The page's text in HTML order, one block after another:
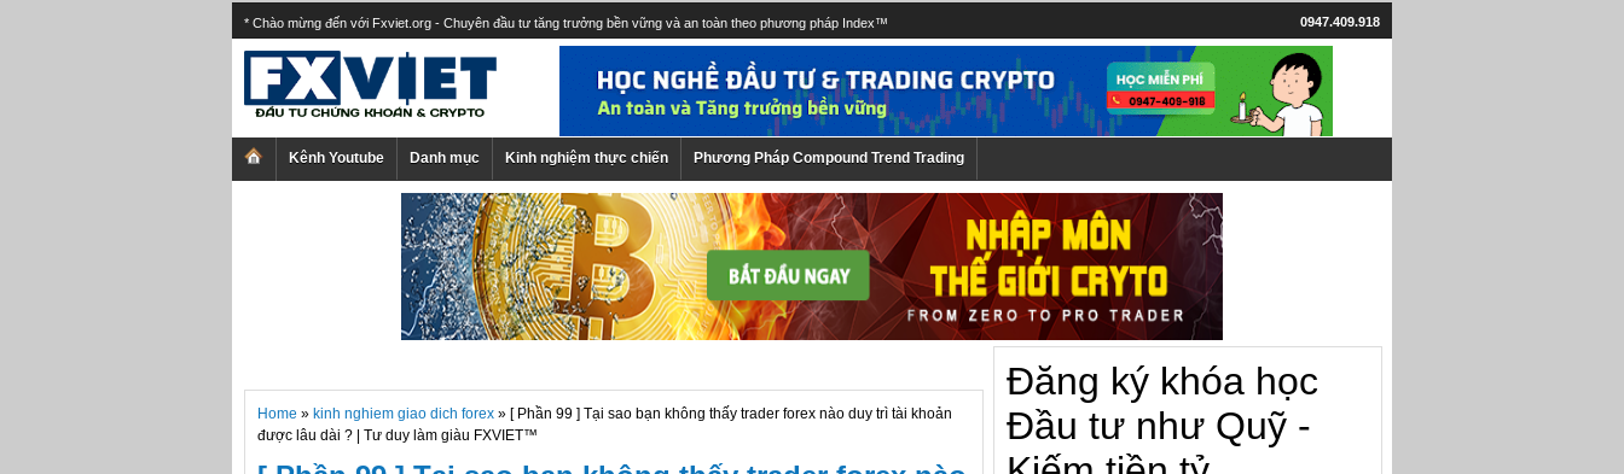
* Chào mừng đến với Fxviet.org - Chuyên đầu tư tăng trưởng bền vững và an toàn theo phương pháp Index™ 0947.409.918
Kênh Youtube Danh mục Kinh nghiệm thực chiến Phương Pháp Compound Trend Trading
Home » kinh nghiem giao dich forex » [ Phần 99 ] Tại sao bạn không thấy trader forex nào duy trì tài khoản
được lâu dài ? | Tư duy làm giàu FXVIET™